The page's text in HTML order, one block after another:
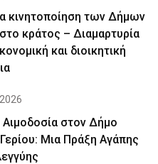
κινητοποίηση των Δήμων
κράτος – Διαμαρτυρία
και διοικητική
Αιμοδοσία στον Δήμο
Μια Πράξη Αγάπης